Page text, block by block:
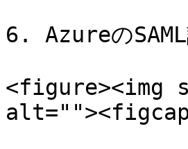
6. AzureのSAML
<figure><img